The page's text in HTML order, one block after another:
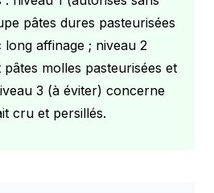
pâtes dures pasteurisées
affinage ; niveau 2
molles pasteurisées et
3 (à éviter) concerne
cru et persillés.